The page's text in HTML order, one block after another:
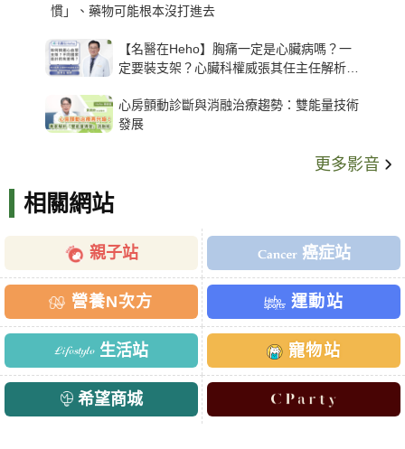
慣」、藥物可能根本沒打進去
【名醫在Heho】胸痛一定是心臟病嗎？一
定要裝支架？心臟科權威張其任主任解析支
心房顫動診斷與消融治療趨勢：雙能量技術
發展
更多影音
相關網站
親子站 癌症站
營養N次方 運動站
生活站 寵物站
希望商城